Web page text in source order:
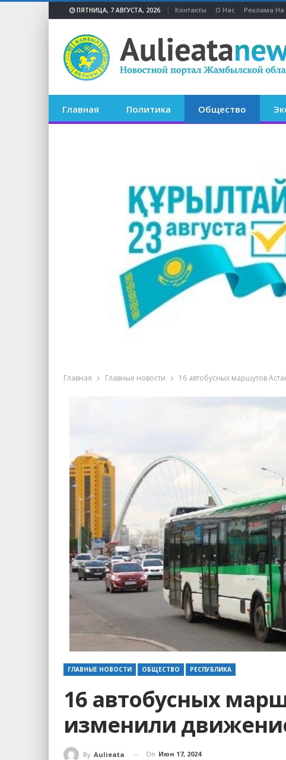
ПЯТНИЦА, 7 АВГУСТА, 2026 Контакты О Нас Реклама На
Главная Политика Общество
Главная Главные новости 16 автобусных маршутов
ГЛАВНЫЕ НОВОСТИ ОБЩЕСТВО РЕСПУБЛИКА
16 автобусных
изменили
By Aulieata On Июн 17, 2024